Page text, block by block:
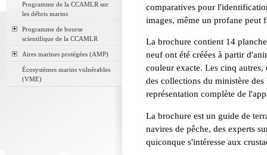
Programme de la CCAMLR sur
les débris marins
Programme de bourse
scientifique de la CCAMLR
Aires marines protégées (AMP)
Écosystèmes marins vulnérables
(VME)
comparatives pour
images, même un profane peut
La brochure contient 14
neuf ont été créées à partir
couleur exacte. Les cinq
des collections du ministère
représentation complète de
La brochure est un guide de
navires de pêche, des experts
quiconque s'intéresse aux